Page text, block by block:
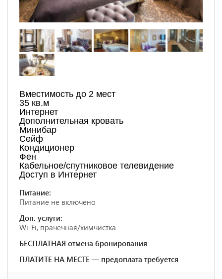
Вместимость до 2 мест
35 кв.м
Интернет
Дополнительная кровать
Минибар
Сейф
Кондиционер
Фен
Кабельное/спутниковое телевидение
Доступ в Интернет
Питание:
Питание не включено
Доп. услуги:
Wi-Fi, прачечная/химчистка
БЕСПЛАТНАЯ отмена бронирования
ПЛАТИТЕ НА МЕСТЕ — предоплата требуется